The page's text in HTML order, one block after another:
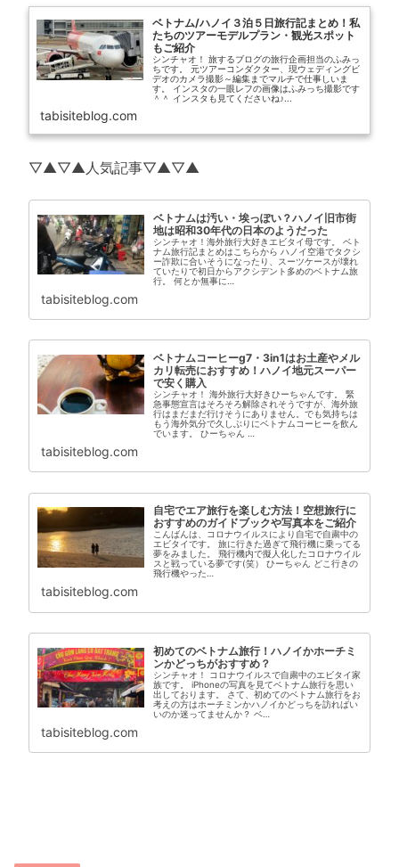
ベトナム/ハノイ３泊５日旅行記まとめ！私
たちのツアーモデルプラン・観光スポット
もご紹介
シンチャオ！ 旅するブログの旅行企画担当のふみっ
ちです。 元ツアーコンダクター、現ウェディングビ
デオのカメラ撮影～編集までマルチで仕事しいま
す。 インスタの一眼レフの画像はふみっち撮影です
＾＾ インスタも見てくださいね♪...
tabisiteblog.com
▽▲▽▲人気記事▽▲▽▲
ベトナムは汚い・埃っぽい？ハノイ旧市街
地は昭和30年代の日本のようだった
シンチャオ！海外旅行大好きエビタイ母です。 ベト
ナム旅行記まとめはこちらから ハノイ空港でタクシ
ー詐欺に合いそうになったり、スーツケースが壊れ
ていたりで初日からアクシデント多めのベトナム旅
行。 何とか無事に…
tabisiteblog.com
ベトナムコーヒーg7・3in1はお土産やメル
カリ転売におすすめ！ハノイ地元スーパー
で安く購入
シンチャオ！ 海外旅行大好きひーちゃんです。 緊
急事態宣言はそろそろ解除されそうですが、海外旅
行はまだまだ行けそうにありません。でも気持ちは
もう海外気分で久しぶりにベトナムコーヒーを飲ん
でいます。 ひーちゃん …
tabisiteblog.com
自宅でエア旅行を楽しむ方法！空想旅行に
おすすめのガイドブックや写真本をご紹介
こんばんは、コロナウイルスにより自宅で自粛中の
エビタイです。 旅に行きた過ぎて飛行機に乗ってる
夢をみました。 飛行機内で擬人化したコロナウイル
スと戦っている夢です(笑） ひーちゃん どこ行きの
飛行機やった…
tabisiteblog.com
初めてのベトナム旅行！ハノイかホーチミ
ンかどっちがおすすめ？
シンチャオ！ コロナウイルスで自粛中のエビタイ家
族です。 iPhoneの写真を見てベトナム旅行を思い
出しております。 さて、初めてのベトナム旅行をお
考えの方はホーチミンかハノイかどっちを訪ればい
いのか迷ってませんか？ ベ…
tabisiteblog.com